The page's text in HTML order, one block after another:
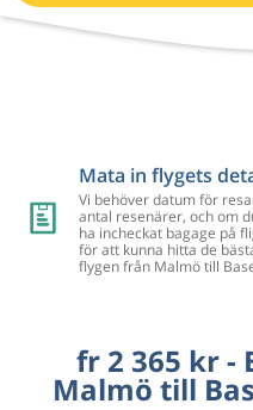
Mata in flygets
Vi behöver datum för
antal resenärer, och om
ha incheckat bagage på
för att kunna hitta de
flygen från Malmö till
fr 2 365 kr -
Malmö till